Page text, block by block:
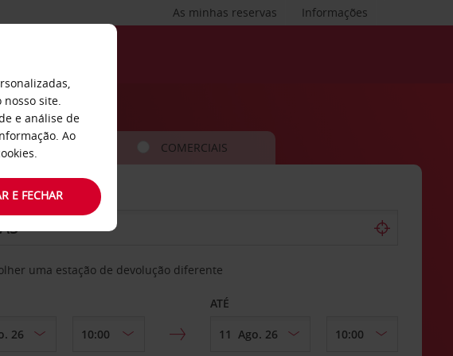
Informações
As minhas reservas
CARRO COMERCIAIS
EM
uma estação de devolução diferente
ATÉ
site.
e análise de
Ao
E FECHAR